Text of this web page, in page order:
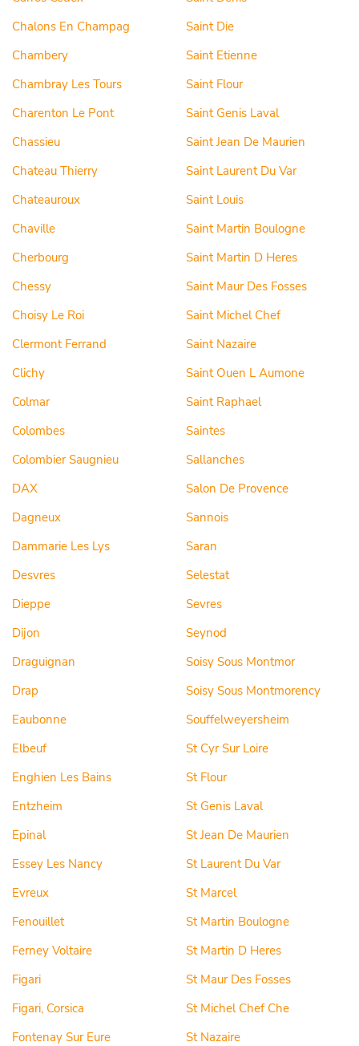
Chalons En Champag
Chambery
Chambray Les Tours
Charenton Le Pont
Chassieu
Chateau Thierry
Chateauroux
Chaville
Cherbourg
Chessy
Choisy Le Roi
Clermont Ferrand
Clichy
Colmar
Colombes
Colombier Saugnieu
DAX
Dagneux
Dammarie Les Lys
Desvres
Dieppe
Dijon
Draguignan
Drap
Eaubonne
Elbeuf
Enghien Les Bains
Entzheim
Epinal
Essey Les Nancy
Evreux
Fenouillet
Ferney Voltaire
Figari
Figari, Corsica
Fontenay Sur Eure
Saint Die
Saint Etienne
Saint Flour
Saint Genis Laval
Saint Jean De Maurien
Saint Laurent Du Var
Saint Louis
Saint Martin Boulogne
Saint Martin D Heres
Saint Maur Des Fosses
Saint Michel Chef
Saint Nazaire
Saint Ouen L Aumone
Saint Raphael
Saintes
Sallanches
Salon De Provence
Sannois
Saran
Selestat
Sevres
Seynod
Soisy Sous Montmor
Soisy Sous Montmorency
Souffelweyersheim
St Cyr Sur Loire
St Flour
St Genis Laval
St Jean De Maurien
St Laurent Du Var
St Marcel
St Martin Boulogne
St Martin D Heres
St Maur Des Fosses
St Michel Chef Che
St Nazaire